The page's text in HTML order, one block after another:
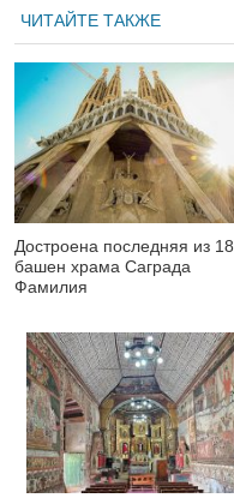
ЧИТАЙТЕ ТАКЖЕ
Достроена последняя из 18
башен храма Саграда
Фамилия